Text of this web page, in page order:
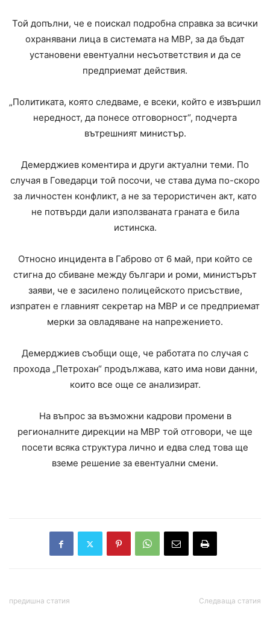
Той допълни, че е поискал подробна справка за всички
охранявани лица в системата на МВР, за да бъдат
установени евентуални несъответствия и да се
предприемат действия.
„Политиката, която следваме, е всеки, който е извършил
нередност, да понесе отговорност“, подчерта
вътрешният министър.
Демерджиев коментира и други актуални теми. По
случая в Говедарци той посочи, че става дума по-скоро
за личностен конфликт, а не за терористичен акт, като
не потвърди дали използваната граната е била
истинска.
Относно инцидента в Габрово от 6 май, при който се
стигна до сбиване между българи и роми, министърът
заяви, че е засилено полицейското присъствие,
изпратен е главният секретар на МВР и се предприемат
мерки за овладяване на напрежението.
Демерджиев съобщи още, че работата по случая с
прохода „Петрохан“ продължава, като има нови данни,
които все още се анализират.
На въпрос за възможни кадрови промени в
регионалните дирекции на МВР той отговори, че ще
посети всяка структура лично и едва след това ще
вземе решение за евентуални смени.
предишна статия Следваща статия